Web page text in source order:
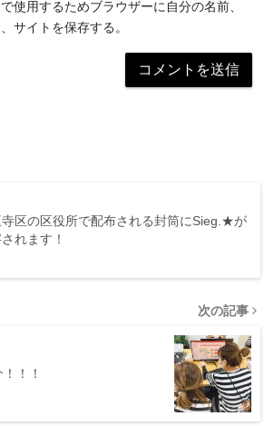
使用するためブラウザーに自分の名前、
サイトを保存する。
寺区の区役所で配布される封筒にSieg.★が
れます！
次の記事
！！